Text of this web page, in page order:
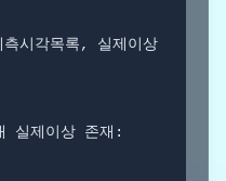
시각목록, 실제이상
실제이상 존재: